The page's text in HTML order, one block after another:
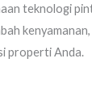
teknologi
properti Anda.